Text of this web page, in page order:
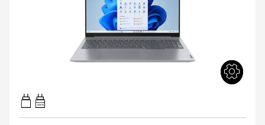
65W-65W
USB PD